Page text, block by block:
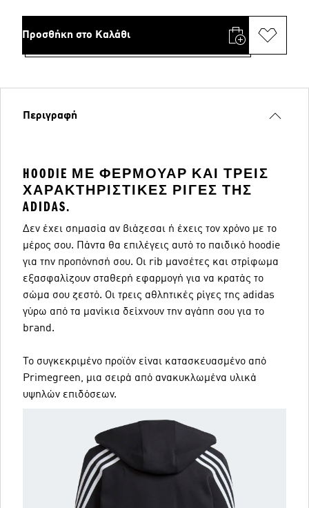
Προσθήκη στο Καλάθι
Περιγραφή
HOODIE ΜΕ ΦΕΡΜΟΥΆΡ ΚΑΙ ΤΡΕΙΣ
ΧΑΡΑΚΤΗΡΙΣΤΙΚΈΣ ΡΊΓΕΣ ΤΗΣ
ADIDAS.
Δεν έχει σημασία αν βιάζεσαι ή έχεις τον χρόνο με το
μέρος σου. Πάντα θα επιλέγεις αυτό το παιδικό hoodie
για την προπόνησή σου. Οι rib μανσέτες και στρίφωμα
εξασφαλίζουν σταθερή εφαρμογή για να κρατάς το
σώμα σου ζεστό. Οι τρεις αθλητικές ρίγες της adidas
γύρω από τα μανίκια δείχνουν την αγάπη σου για το
brand.
Το συγκεκριμένο προϊόν είναι κατασκευασμένο από
Primegreen, μια σειρά από ανακυκλωμένα υλικά
υψηλών επιδόσεων.